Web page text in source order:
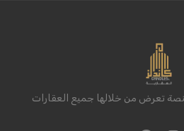
تعرض من خلالها جميع العقارات